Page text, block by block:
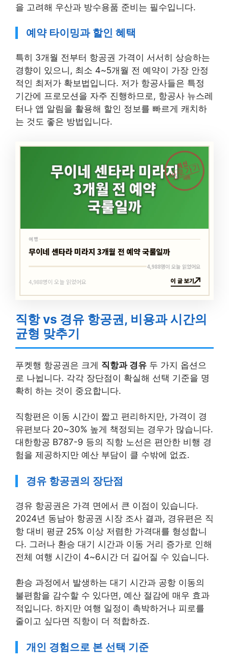
을 고려해 우산과 방수용품 준비는 필수입니다.
예약 타이밍과 할인 혜택
특히 3개월 전부터 항공권 가격이 서서히 상승하는
경향이 있으니, 최소 4~5개월 전 예약이 가장 안정
적인 최저가 확보법입니다. 저가 항공사들은 특정
기간에 프로모션을 자주 진행하므로, 항공사 뉴스레
터나 앱 알림을 활용해 할인 정보를 빠르게 캐치하
는 것도 좋은 방법입니다.
최신
바로가기
여행
여행
무이네 센타라 미라지 3개월 전 예약 국룰일까
4,988명이 오늘 읽었어요
4,988명이 오늘 읽었어요 이 글 보기
직항 vs 경유 항공권, 비용과 시간의
균형 맞추기
푸켓행 항공권은 크게 직항과 경유 두 가지 옵션으
로 나뉩니다. 각각 장단점이 확실해 선택 기준을 명
확히 하는 것이 중요합니다.
직항편은 이동 시간이 짧고 편리하지만, 가격이 경
유편보다 20~30% 높게 책정되는 경우가 많습니다.
대한항공 B787-9 등의 직항 노선은 편안한 비행 경
험을 제공하지만 예산 부담이 클 수밖에 없죠.
경유 항공권의 장단점
경유 항공권은 가격 면에서 큰 이점이 있습니다.
2024년 동남아 항공권 시장 조사 결과, 경유편은 직
항 대비 평균 25% 이상 저렴한 가격대를 형성합니
다. 그러나 환승 대기 시간과 이동 거리 증가로 인해
전체 여행 시간이 4~6시간 더 길어질 수 있습니다.
환승 과정에서 발생하는 대기 시간과 공항 이동의
불편함을 감수할 수 있다면, 예산 절감에 매우 효과
적입니다. 하지만 여행 일정이 촉박하거나 피로를
줄이고 싶다면 직항이 더 적합하죠.
개인 경험으로 본 선택 기준